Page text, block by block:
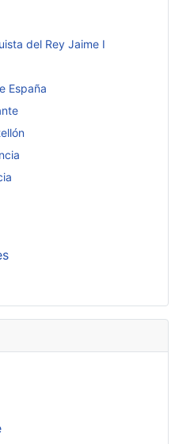
del Rey Jaime I
España